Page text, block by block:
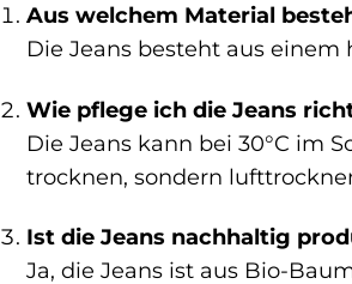
Aus welchem Material
Die Jeans besteht aus
Wie pflege ich die Jeans
Die Jeans kann bei 30°C im
trocknen, sondern
Ist die Jeans nachhaltig
Ja, die Jeans ist aus Bio-